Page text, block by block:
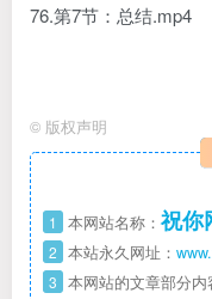
76.第7节：总结.mp4
© 版权声明
1 本网站名称： 祝你
2 本站永久网址：
3 本网站的文章部分